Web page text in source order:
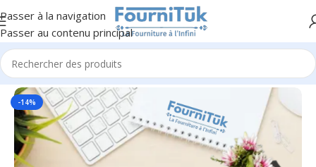
Passer à la navigation
Passer au contenu principal
Accueil/Fourniture de Bureau/Parures & Sous main
-14%